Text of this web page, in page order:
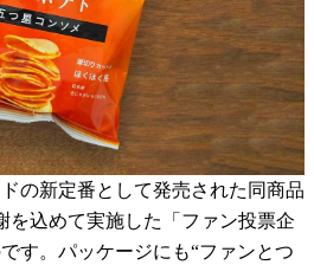
の新定番として発売された同商品
を込めて実施した「ファン投票企
す。パッケージにも“ファンとつ